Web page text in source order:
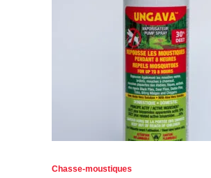
Chasse-moustiques